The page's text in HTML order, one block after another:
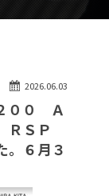
自動車保険
リクルート
ッフblog
2026.06.03
００ Ａ
ＲＳＰ
６月３